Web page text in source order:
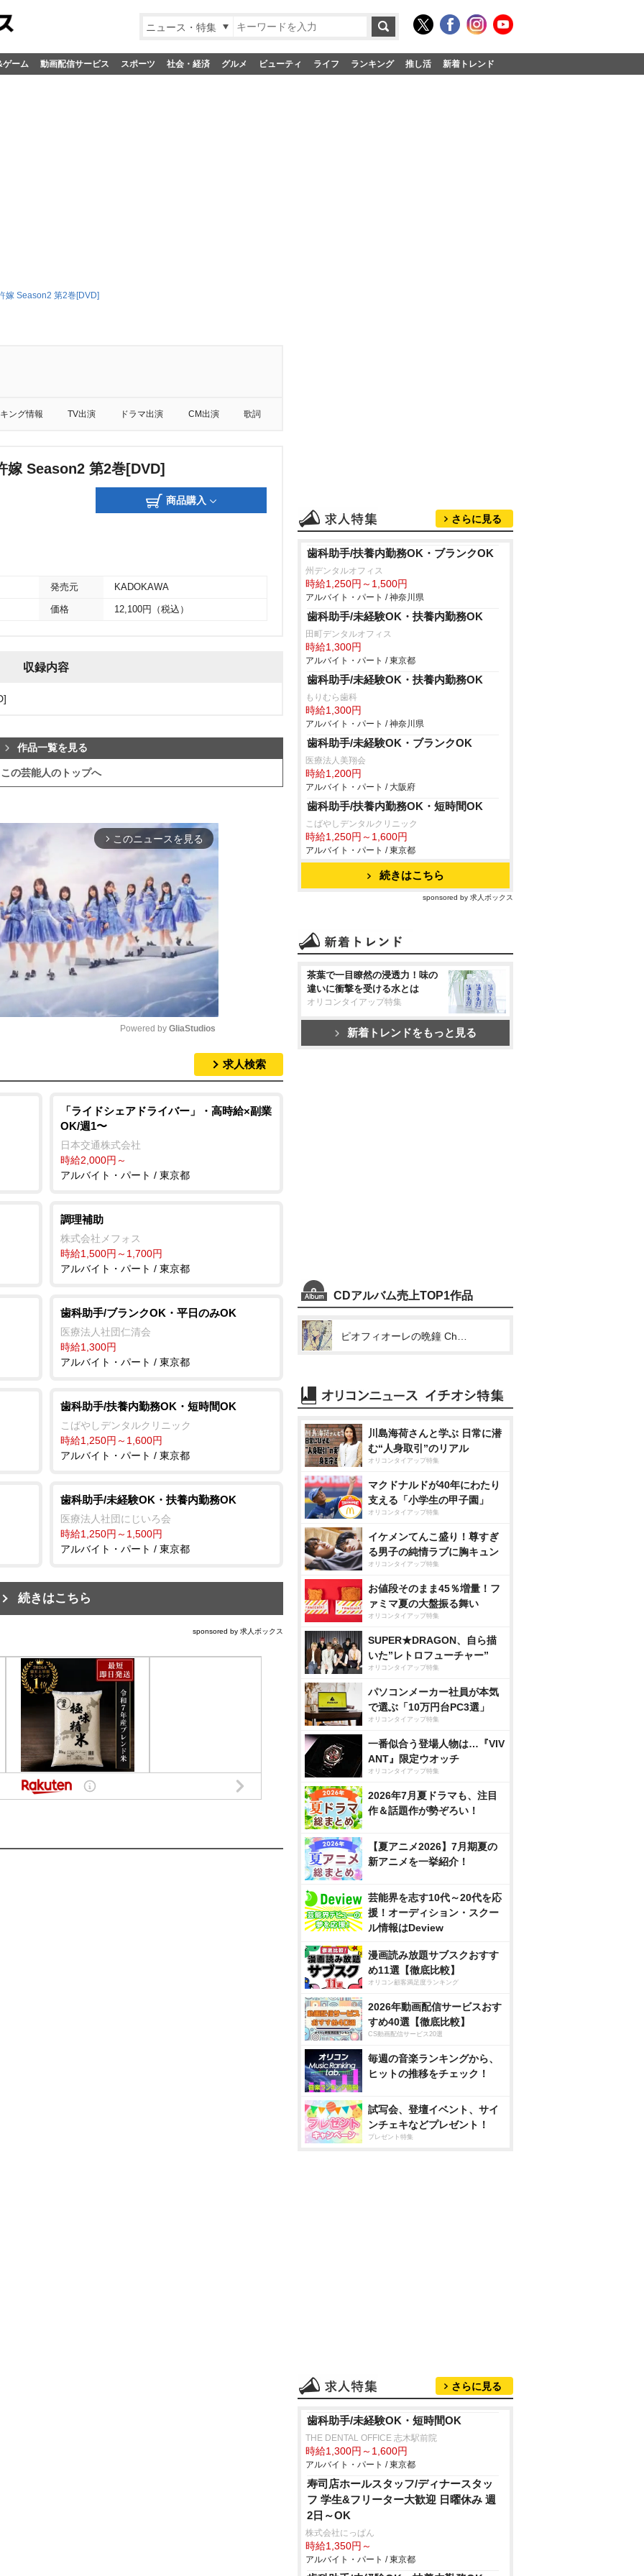
ニュース・特集
ゲーム 動画配信サービス スポーツ 社会・経済 グルメ ビューティ ライフ ランキング 推し活 新着トレンド
嫁 Season2 第2巻[DVD]
ング情報 TV出演 ドラマ出演 CM出演 歌詞
嫁 Season2 第2巻[DVD]
商品購入
発売元 KADOKAWA
価格 12,100円（税込）
収録内容
作品一覧を見る
この芸能人のトップへ
arrow_forward_ios このニュースを見る
t
Powered by GliaStudios
求人検索
「ライドシェアドライバー」・高時給×副業
OK/週1〜
日本交通株式会社
時給2,000円～
アルバイト・パート / 東京都
調理補助
株式会社メフォス
時給1,500円～1,700円
アルバイト・パート / 東京都
歯科助手/ブランクOK・平日のみOK
医療法人社団仁清会
時給1,300円
アルバイト・パート / 東京都
歯科助手/扶養内勤務OK・短時間OK
こばやしデンタルクリニック
時給1,250円～1,600円
アルバイト・パート / 東京都
歯科助手/未経験OK・扶養内勤務OK
医療法人社団にじいろ会
時給1,250円～1,500円
アルバイト・パート / 東京都
続きはこちら
sponsored by 求人ボックス
さらに見る
歯科助手/扶養内勤務OK・ブランクOK
州デンタルオフィス
時給1,250円～1,500円
アルバイト・パート / 神奈川県
歯科助手/未経験OK・扶養内勤務OK
田町デンタルオフィス
時給1,300円
アルバイト・パート / 東京都
歯科助手/未経験OK・扶養内勤務OK
もりむら歯科
時給1,300円
アルバイト・パート / 神奈川県
歯科助手/未経験OK・ブランクOK
医療法人美翔会
時給1,200円
アルバイト・パート / 大阪府
歯科助手/扶養内勤務OK・短時間OK
こばやしデンタルクリニック
時給1,250円～1,600円
アルバイト・パート / 東京都
続きはこちら
sponsored by 求人ボックス
茶葉で一目瞭然の浸透力！味の
違いに衝撃を受ける水とは
オリコンタイアップ特集
新着トレンドをもっと見る
CDアルバム売上TOP1作品
川島海荷さんと学ぶ 日常に潜
む“人身取引”のリアル
オリコンタイアップ特集
マクドナルドが40年にわたり
支える「小学生の甲子園」
オリコンタイアップ特集
イケメンてんこ盛り！尊すぎ
る男子の純情ラブに胸キュン
オリコンタイアップ特集
お値段そのまま45％増量！フ
ァミマ夏の大盤振る舞い
オリコンタイアップ特集
SUPER★DRAGON、自ら描
いた”レトロフューチャー”
オリコンタイアップ特集
パソコンメーカー社員が本気
で選ぶ「10万円台PC3選」
オリコンタイアップ特集
一番似合う登場人物は…『VIV
ANT』限定ウオッチ
オリコンタイアップ特集
2026年7月夏ドラマも、注目
作＆話題作が勢ぞろい！
【夏アニメ2026】7月期夏の
新アニメを一挙紹介！
芸能界を志す10代～20代を応
援！オーディション・スクー
ル情報はDeview
漫画読み放題サブスクおすす
め11選【徹底比較】
オリコン顧客満足度ランキング
2026年動画配信サービスおす
すめ40選【徹底比較】
CS動画配信サービス20選
毎週の音楽ランキングから、
ヒットの推移をチェック！
試写会、登壇イベント、サイ
ンチェキなどプレゼント！
プレゼント特集
さらに見る
歯科助手/未経験OK・短時間OK
THE DENTAL OFFICE 志木駅前院
時給1,300円～1,600円
アルバイト・パート / 東京都
寿司店ホールスタッフ/ディナースタッ
フ 学生&フリーター大歓迎 日曜休み 週
2日～OK
株式会社にっぱん
時給1,350円～
アルバイト・パート / 東京都